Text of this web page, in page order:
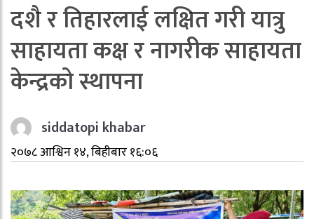
दशै र तिहारलाई लक्षित गरी यात्रु
साहायता कक्ष र नागरीक साहायता
केन्द्रको स्थापना
siddatopi khabar
२०७८ आश्विन १४, बिहीबार १६:०६